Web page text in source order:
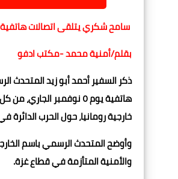
سامح شكري يتلقى اتصالات هاتفية
بقلم/أمنية محمد -مكتب ادفو
ذكر السفير أحمد أبو زيد المتحدث
هاتفية يوم ٥ نوفمبر
خارجية رومانيا، حول الحرب الدائرة
وأوضح المتحدث الرسمي باسم
والأمنية المتأزمة في قطاع غزة.